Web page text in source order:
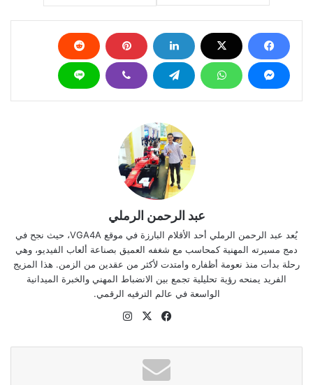
عبد الرحمن الرملي
يُعد عبد الرحمن الرملي أحد الأقلام البارزة في موقع VGA4A، حيث نجح في
دمج مسيرته المهنية كمحاسب مع شغفه العميق بصناعة ألعاب الفيديو، وهي
رحلة بدأت منذ نعومة أظفاره وامتدت لأكثر من عقدين من الزمن. هذا المزيج
الفريد يمنحه رؤية تحليلية تجمع بين الانضباط المهني والخبرة الميدانية
الواسعة في عالم الترفيه الرقمي.
موقع
فيسبوك
‫X